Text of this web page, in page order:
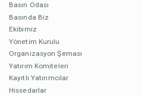
Basın Odası
Basında Biz
Ekibimiz
Yönetim Kurulu
Organizasyon Şeması
Yatırım Komiteleri
Kayıtlı Yatırımcılar
Hissedarlar